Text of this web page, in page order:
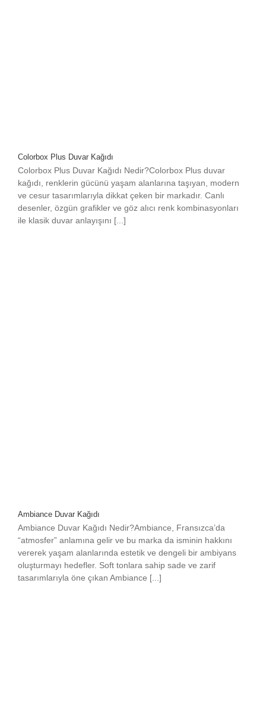
Colorbox Plus Duvar Kağıdı
Colorbox Plus Duvar Kağıdı Nedir?Colorbox Plus duvar
kağıdı, renklerin gücünü yaşam alanlarına taşıyan, modern
ve cesur tasarımlarıyla dikkat çeken bir markadır. Canlı
desenler, özgün grafikler ve göz alıcı renk kombinasyonları
ile klasik duvar anlayışını [...]
Ambiance Duvar Kağıdı
Ambiance Duvar Kağıdı Nedir?Ambiance, Fransızca’da
“atmosfer” anlamına gelir ve bu marka da isminin hakkını
vererek yaşam alanlarında estetik ve dengeli bir ambiyans
oluşturmayı hedefler. Soft tonlara sahip sade ve zarif
tasarımlarıyla öne çıkan Ambiance [...]